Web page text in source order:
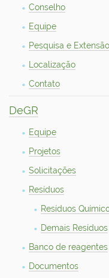
Conselho
Equipe
Pesquisa e Extensão
Localização
Contato
DeGR
Equipe
Projetos
Solicitações
Resíduos
Resíduos
Demais Resíduos
Banco de reagentes
Documentos